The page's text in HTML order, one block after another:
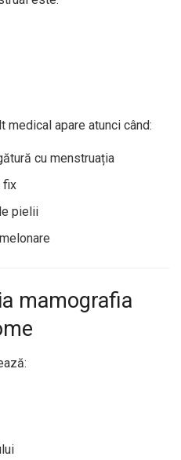
medical apare atunci când:
cu menstruația
fix
pielii
mamografia